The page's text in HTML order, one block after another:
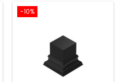
-10%